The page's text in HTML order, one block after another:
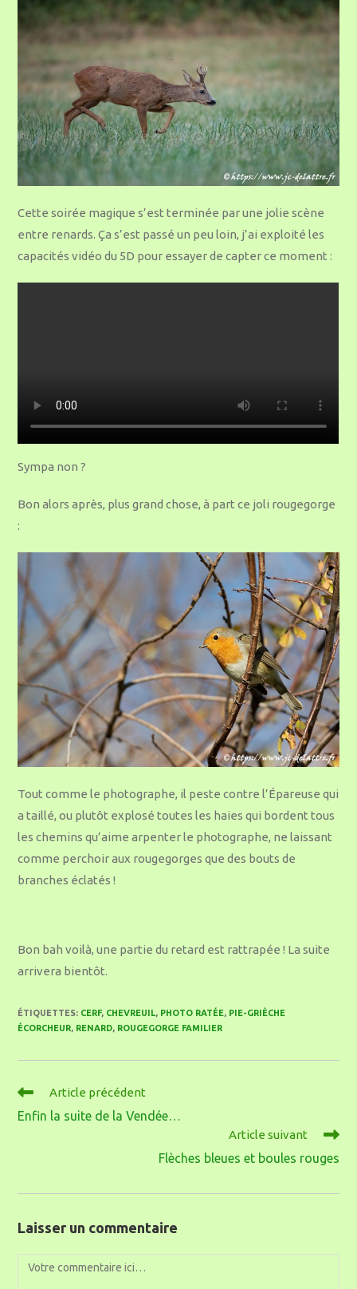
Cette soirée magique s’est terminée par une jolie scène
entre renards. Ça s’est passé un peu loin, j’ai exploité les
capacités vidéo du 5D pour essayer de capter ce moment :
Sympa non ?
Bon alors après, plus grand chose, à part ce joli rougegorge
:
Tout comme le photographe, il peste contre l’Épareuse qui
a taillé, ou plutôt explosé toutes les haies qui bordent tous
les chemins qu’aime arpenter le photographe, ne laissant
comme perchoir aux rougegorges que des bouts de
branches éclatés !
Bon bah voilà, une partie du retard est rattrapée ! La suite
arrivera bientôt.
ÉTIQUETTES: CERF, CHEVREUIL, PHOTO RATÉE, PIE-GRIÈCHE
ÉCORCHEUR, RENARD, ROUGEGORGE FAMILIER
Article précédent
Enfin la suite de la Vendée…
Article suivant
Flèches bleues et boules rouges
Laisser un commentaire